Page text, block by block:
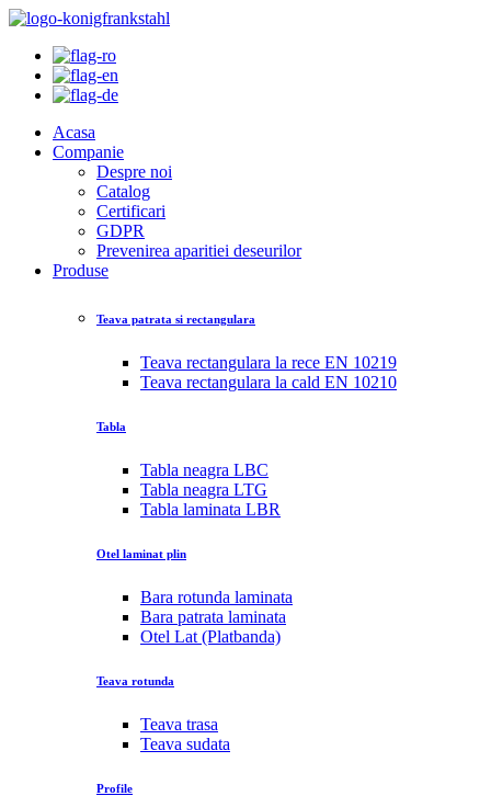
Acasa
Companie
Despre noi
Catalog
Certificari
GDPR
Prevenirea aparitiei deseurilor
Produse
Teava patrata si rectangulara
Teava rectangulara la rece EN 10219
Teava rectangulara la cald EN 10210
Tabla
Tabla neagra LBC
Tabla neagra LTG
Tabla laminata LBR
Otel laminat plin
Bara rotunda laminata
Bara patrata laminata
Otel Lat (Platbanda)
Teava rotunda
Teava trasa
Teava sudata
Profile